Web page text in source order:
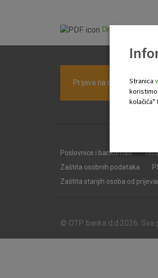
Dnevno
Prijava na newsletter
Poslovnice i bankomati
Zaštita osobnih podataka
Zaštita starijih osoba od
© OTP banka d.d.2026. Sva
Stranica
koristimo
kolačića"